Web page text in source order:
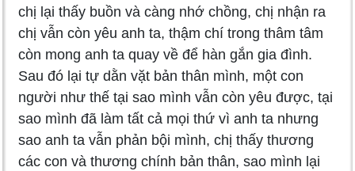
chị lại thấy buồn và càng nhớ chồng, chị nhận ra
chị vẫn còn yêu anh ta, thậm chí trong thâm tâm
còn mong anh ta quay về để hàn gắn gia đình.
Sau đó lại tự dằn vặt bản thân mình, một con
người như thế tại sao mình vẫn còn yêu được, tại
sao mình đã làm tất cả mọi thứ vì anh ta nhưng
sao anh ta vẫn phản bội mình, chị thấy thương
các con và thương chính bản thân, sao mình lại